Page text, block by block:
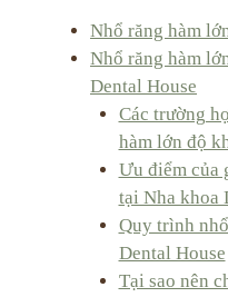
Nhổ răng hàm
Nhổ răng hàm
Dental House
Các trường
hàm lớn độ
Ưu điểm của
tại Nha khoa
Quy trình
Dental House
Tại sao nên